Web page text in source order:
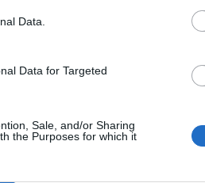
Data.
Data for Targeted
Sale, and/or Sharing
the Purposes for which it
που δε γίνονται και
συμμαθητών τους, στους
νέους φίλους των